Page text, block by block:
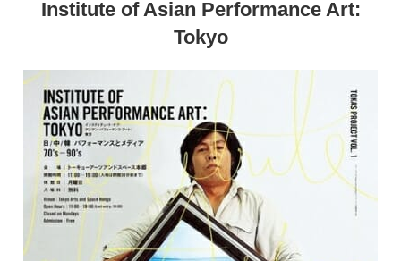
Institute of Asian Performance Art:
Tokyo